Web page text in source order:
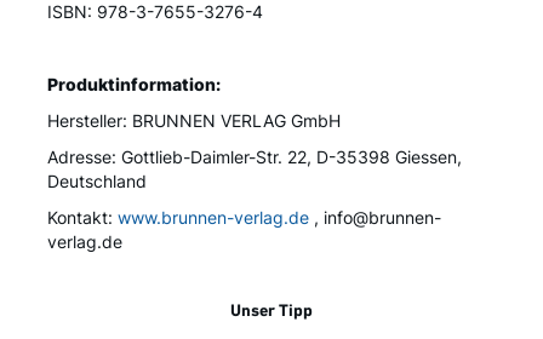
ISBN: 978-3-7655-3276-4
Produktinformation:
Hersteller: BRUNNEN VERLAG GmbH
Adresse: Gottlieb-Daimler-Str. 22, D-35398 Giessen,
Deutschland
Kontakt: www.brunnen-verlag.de , info@brunnen-
verlag.de
Unser Tipp